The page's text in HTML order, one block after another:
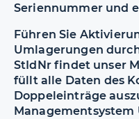
Seriennummer und
Führen Sie
Umlagerungen
StIdNr findet unser
füllt alle Daten des
Doppeleinträge